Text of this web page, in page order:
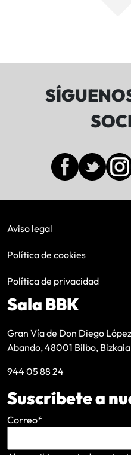
Aviso legal
Política de cookies
Política de privacidad
Sala BBK
Gran Vía de Don Diego
Abando, 48001 Bilbo, Bizkaia
944 05 88 24
Suscríbete a
Correo*